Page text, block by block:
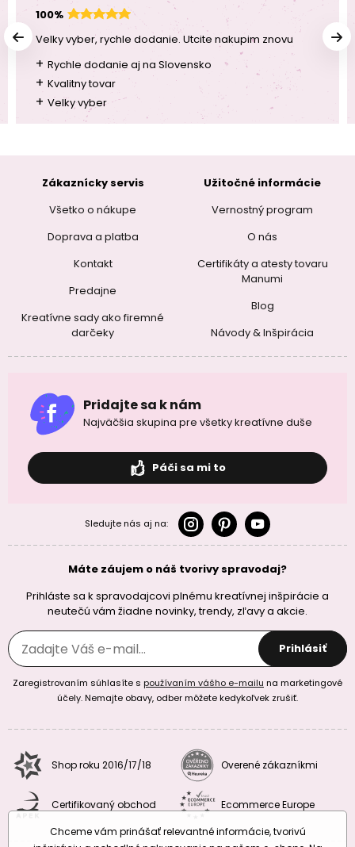
100%
Velky vyber, rychle dodanie. Utcite nakupim znovu
+ Rychle dodanie aj na Slovensko
+ Kvalitny tovar
+ Velky vyber
Zákaznícky servis
Všetko o nákupe
Doprava a platba
Kontakt
Predajne
Kreatívne sady ako firemné
darčeky
Užitočné informácie
Vernostný program
O nás
Certifikáty a atesty tovaru
Manumi
Blog
Návody & Inšpirácia
Pridajte sa k nám
Najväčšia skupina pre všetky kreatívne duše
Páči sa mi to
Sledujte nás aj na:
Máte záujem o náš tvorivy spravodaj?
Prihláste sa k spravodajcovi plnému kreatívnej inšpirácie a
neutečú vám žiadne novinky, trendy, zľavy a akcie.
Prihlásiť
Zaregistrovaním súhlasíte s používaním vášho e-mailu na marketingové
účely. Nemajte obavy, odber môžete kedykoľvek zrušiť.
Shop roku 2016/17/18 Overené zákazníkmi
Certifikovaný obchod
Ecommerce Europe
Chceme vám prinášať relevantné informácie, tvorivú